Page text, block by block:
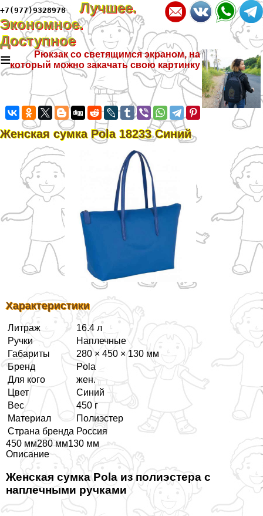
+7(977)9328978
Лучшее.
Экономное.
Доступное
≡
Рюкзак со светящимся экраном, на
который можно закачать свою картинку
Женская сумка Pola 18233 Синий
Хаpaктеристики
Литраж
16.4 л
Ручки
Наплечные
Габариты
280 × 450 × 130 мм
Бренд
Pola
Для кого
жен.
Цвет
Синий
Вес
450 г
Материал
Полиэстер
Страна бренда Россия
450 мм280 мм130 мм
Описание
Женская сумка Pola из полиэстера с
наплечными ручками